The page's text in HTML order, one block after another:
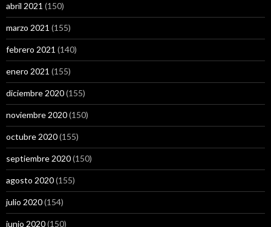
abril 2021 (150)
marzo 2021 (155)
febrero 2021 (140)
enero 2021 (155)
diciembre 2020(155)
noviembre 2020(150)
octubre 2020(155)
septiembre 2020(150)
agosto 2020(155)
julio 2020(154)
junio 2020(150)